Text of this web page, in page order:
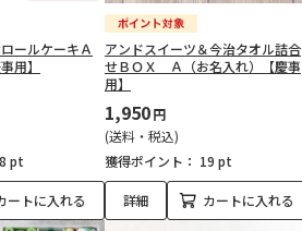
ールケーキＡ
用】
pt
ートに入れる
アンドスイーツ＆今治タオル詰合
せＢＯＸ Ａ（お名入れ）【慶事
用】
1,950円
(送料・税込)
獲得ポイント： 19 pt
詳細 カートに入れる